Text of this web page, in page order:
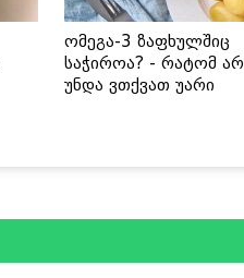
ომეგა-3 ზაფხულშიც
საჭიროა? - რატომ არ
უნდა ვთქვათ უარი